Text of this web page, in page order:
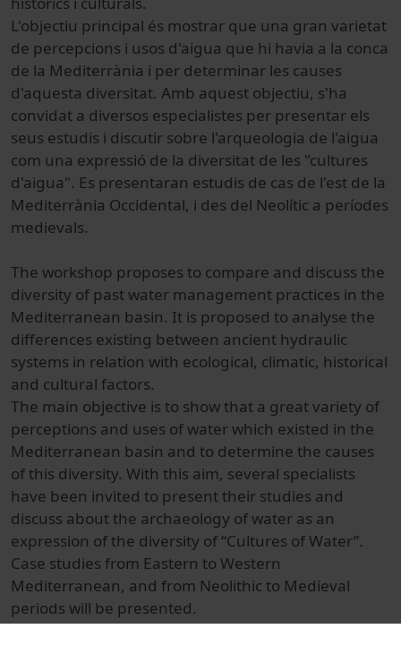
L'objectiu principal és mostrar que una gran varietat
de percepcions i usos d'aigua que hi havia a la conca
de la Mediterrània i per determinar les causes
d'aquesta diversitat. Amb aquest objectiu, s'ha
convidat a diversos especialistes per presentar els
seus estudis i discutir sobre l'arqueologia de l'aigua
com una expressió de la diversitat de les "cultures
d'aigua". Es presentaran estudis de cas de l'est de la
Mediterrània Occidental, i des del Neolític a períodes
medievals.
The workshop proposes to compare and discuss the
diversity of past water management practices in the
Mediterranean basin. It is proposed to analyse the
differences existing between ancient hydraulic
systems in relation with ecological, climatic, historical
and cultural factors.
The main objective is to show that a great variety of
perceptions and uses of water which existed in the
Mediterranean basin and to determine the causes
of this diversity. With this aim, several specialists
have been invited to present their studies and
discuss about the archaeology of water as an
expression of the diversity of “Cultures of Water”.
Case studies from Eastern to Western
Mediterranean, and from Neolithic to Medieval
periods will be presented.